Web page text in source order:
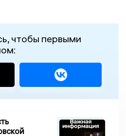
чтобы первыми